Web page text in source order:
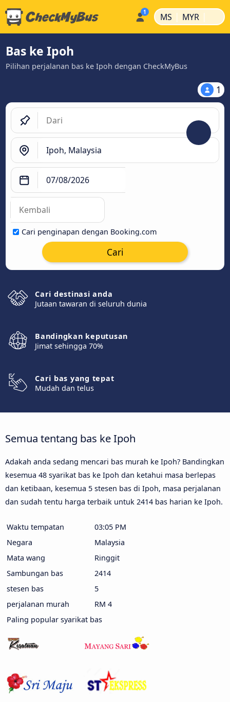
MS | MYR |
Bas ke Ipoh
Pilihan perjalanan bas ke Ipoh dengan CheckMyBus
1
Cari penginapan dengan Booking.com
Cari
Cari destinasi anda
Jutaan tawaran di seluruh dunia
Bandingkan keputusan
Jimat sehingga 70%
Cari bas yang tepat
Mudah dan telus
Semua tentang bas ke Ipoh
Adakah anda sedang mencari bas murah ke Ipoh? Bandingkan
kesemua 48 syarikat bas ke Ipoh dan ketahui masa berlepas
dan ketibaan, kesemua 5 stesen bas di Ipoh, masa perjalanan
dan sudah tentu harga terbaik untuk 2414 bas harian ke Ipoh.
Waktu tempatan
03:05 PM
Negara
Malaysia
Mata wang
Ringgit
Sambungan bas
2414
stesen bas
5
perjalanan murah
RM 4
Paling popular syarikat bas